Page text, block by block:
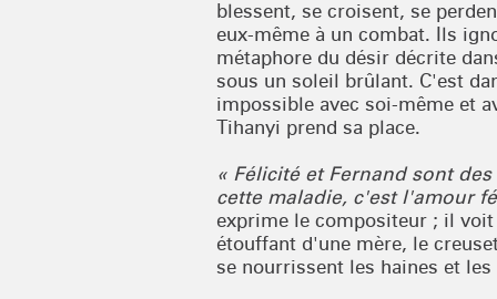
blessent, se croisent, se
eux-même à un combat. Ils
métaphore du désir décrite
sous un soleil brûlant. C'est
impossible avec soi-même et
Tihanyi prend sa place.
« Félicité et Fernand sont
cette maladie, c'est l'amour
exprime le compositeur ; il
étouffant d'une mère, le
se nourrissent les haines et les